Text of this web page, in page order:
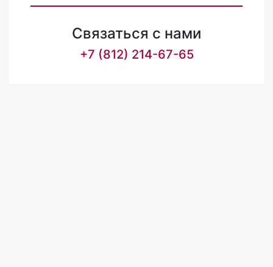
Связаться с нами
+7 (812) 214-67-65